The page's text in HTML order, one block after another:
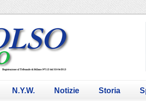
N.Y.W. Notizie Storia